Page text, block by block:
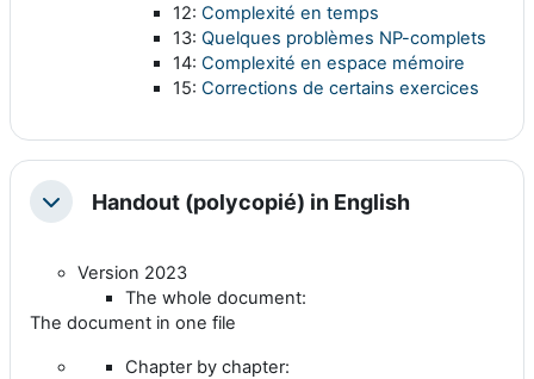
12: Complexité en temps
13: Quelques problèmes NP-complets
14: Complexité en espace mémoire
15: Corrections de certains exercices
ReplierHandout (polycopié) in English
Version 2023
The whole document:
The document in one file
Chapter by chapter: